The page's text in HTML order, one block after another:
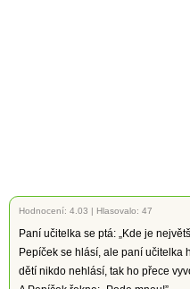
Hodnocení: 4.03 | Hlasovalo: 47
Paní učitelka se ptá: „Kde je
Pepíček se hlásí, ale paní učitelka
dětí nikdo nehlásí, tak ho přece